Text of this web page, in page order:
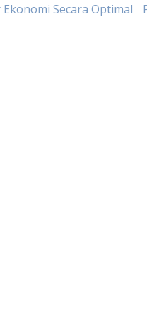
Secara Optimal